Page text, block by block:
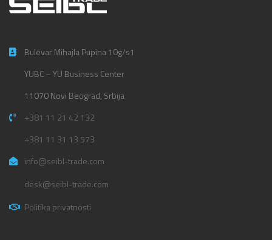
Bulevar Mihajla Pupina 10g/s1
YUBC – YU Business Center
11070 Novi Beograd, Srbija
+381 11 21 42 132
+381 11 31 13 573
info@seibl-trade.com
desk@seibl-trade.com
Politika privatnosti